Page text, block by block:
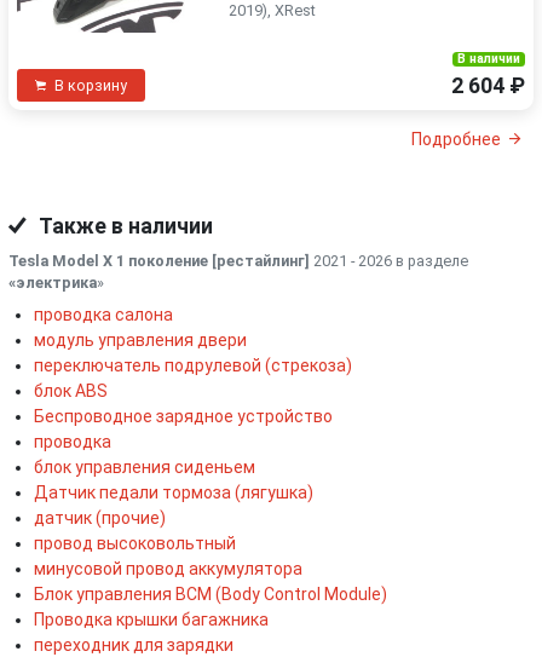
2019), XRest
В корзину
В наличии
2 604 ₽
Подробнее
Также в наличии
Tesla Model X 1 поколение [рестайлинг] 2021 - 2026 в разделе
«электрика»
проводка салона
модуль управления двери
переключатель подрулевой (стрекоза)
блок ABS
Беспроводное зарядное устройство
проводка
блок управления сиденьем
Датчик педали тормоза (лягушка)
датчик (прочие)
провод высоковольтный
минусовой провод аккумулятора
Блок управления BCM (Body Control Module)
Проводка крышки багажника
переходник для зарядки